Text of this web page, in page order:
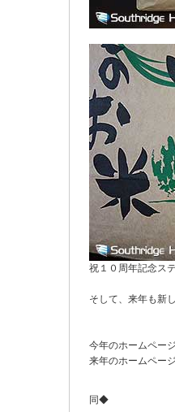
祝１０周年記念ス
そして、来年も新
今年のホームペー
来年のホームペー
同◆